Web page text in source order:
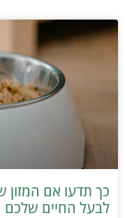
כך תדעו אם
לבעל החיים שלכם